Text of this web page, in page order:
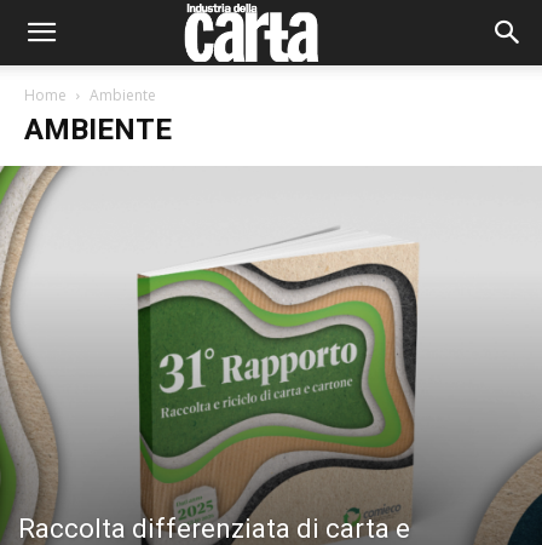
Home Ambiente
AMBIENTE
Raccolta differenziata di carta e